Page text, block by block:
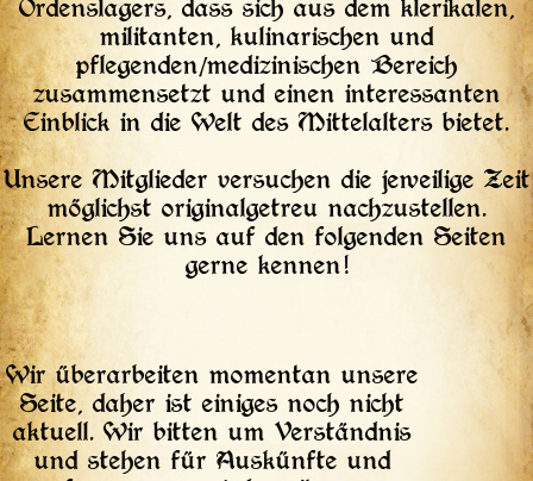
Ordenslagers, dass sich aus dem klerikalen,
militanten, kulinarischen und
pflegenden/medizinischen Bereich
zusammensetzt und einen interessanten
Einblick in die Welt des Mittelalters bietet.
Unsere Mitglieder versuchen die jeweilige Zeit
möglichst originalgetreu nachzustellen.
Lernen Sie uns auf den folgenden Seiten
gerne kennen!
Wir überarbeiten momentan unsere
Seite, daher ist einiges noch nicht
aktuell. Wir bitten um Verständnis
und stehen für Auskünfte und